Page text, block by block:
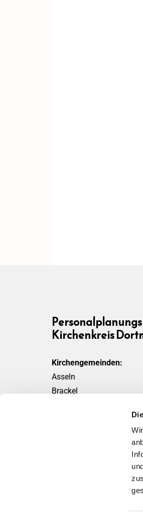
Kirchenkreis
Kirchengemeinden:
Asseln
Brackel